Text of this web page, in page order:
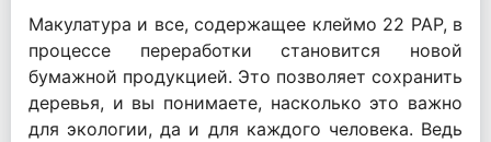
Макулатура и все, содержащее клеймо 22 РАР, в
процессе переработки становится новой
бумажной продукцией. Это позволяет сохранить
деревья, и вы понимаете, насколько это важно
для экологии, да и для каждого человека. Ведь